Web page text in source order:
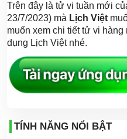
Trên đây là tử vi tuần mới
23/7/2023) mà Lịch Việt
muốn xem chi tiết tử vi
dụng Lịch Việt nhé.
TÍNH NĂNG NỔI BẬT